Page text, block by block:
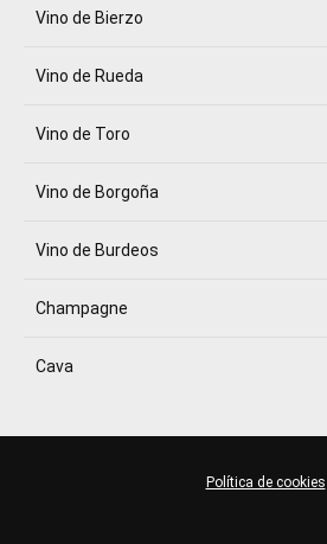
Vino de Bierzo
Vino de Rueda
Vino de Toro
Vino de Borgoña
Vino de Burdeos
Champagne
Cava
Política de cookies